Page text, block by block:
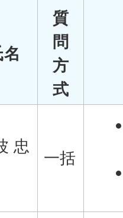
名
質
問
方
式
忠
一括